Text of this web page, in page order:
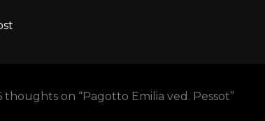
thoughts on “Pagotto Emilia ved. Pessot”